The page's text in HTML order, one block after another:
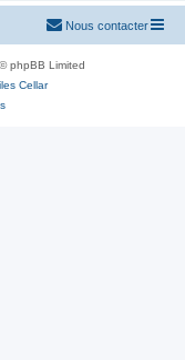
Nous contacter
phpBB Limited
Cellar